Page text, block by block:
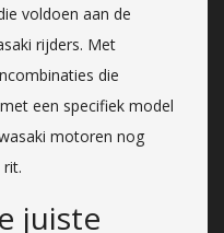
voldoen aan de
rijders. Met
die
een specifiek model
motoren nog
juiste